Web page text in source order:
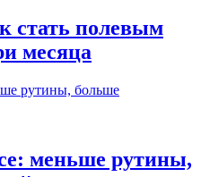
стать полевым
месяца
меньше рутины,